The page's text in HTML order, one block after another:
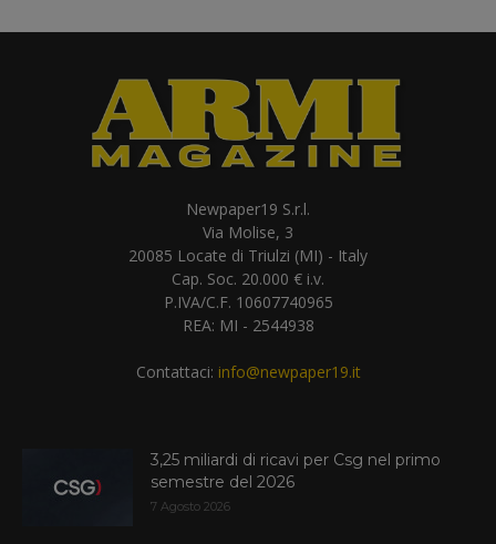
Newpaper19 S.r.l.
Via Molise, 3
20085 Locate di Triulzi (MI) - Italy
Cap. Soc. 20.000 € i.v.
P.IVA/C.F. 10607740965
REA: MI - 2544938
Contattaci: info@newpaper19.it
3,25 miliardi di ricavi per Csg nel primo
semestre del 2026
7 Agosto 2026